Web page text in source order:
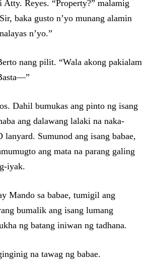
Reyes. “Property?” malamig
baka gusto n’yo munang alamin
n’yo.”
nang pilit. “Wala akong pakialam
Dahil bumukas ang pinto ng isang
ang dalawang lalaki na naka-
lanyard. Sumunod ang isang babae,
ang mata na parang galing
iyak.
Mando sa babae, tumigil ang
bumalik ang isang lumang
ng batang iniwan ng tadhana.
na tawag ng babae.